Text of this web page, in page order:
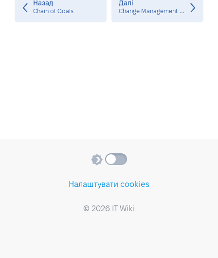
Назад
Chain of Goals
Далі
C
hange Management (Organizational)
Налаштувати cookies
© 2026 IT Wiki